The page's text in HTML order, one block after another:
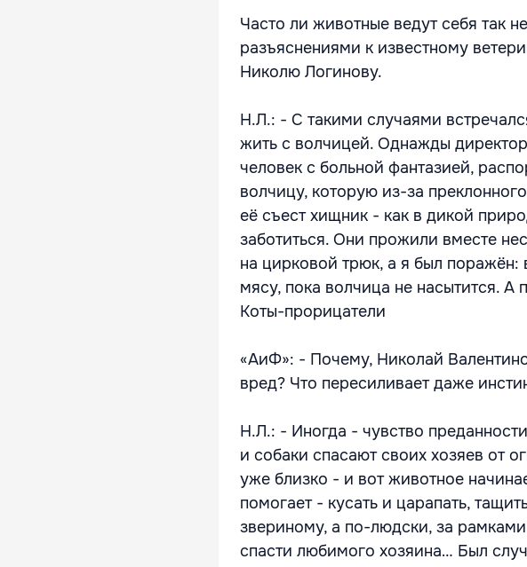
Часто ли животные ведут себя так
разъяснениями к известному
Николю Логинову.
Н.Л.: - С такими случаями
жить с волчицей. Однажды
человек с больной фантазией,
волчицу, которую из-за
её съест хищник - как в дикой
заботиться. Они прожили вместе
на цирковой трюк, а я был поражён:
мясу, пока волчица не насытится. А
Коты-прорицатели
«АиФ»: - Почему, Николай
вред? Что пересиливает даже
Н.Л.: - Иногда - чувство
и собаки спасают своих хозяев от
уже близко - и вот животное
помогает - кусать и царапать,
звериному, а по-людски, за
спасти любимого хозяина… Был